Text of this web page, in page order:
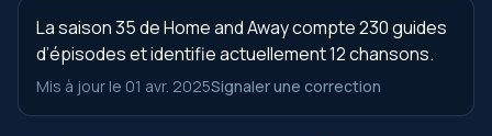
La saison 35 de Home and Away compte 230 guides
d’épisodes et identifie actuellement 12 chansons.
Mis à jour le 01 avr. 2025Signaler une correction